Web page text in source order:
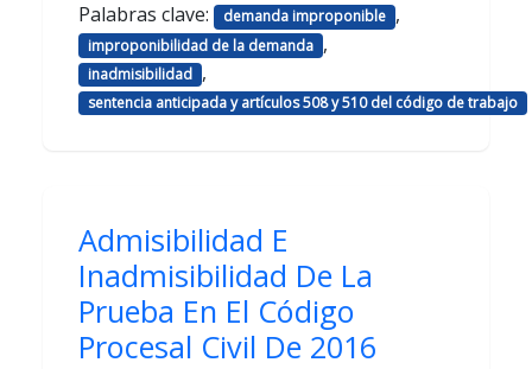
Palabras clave: demanda improponible ,
improponibilidad de la demanda ,
inadmisibilidad ,
sentencia anticipada y artículos 508 y 510 del código de trabajo
Admisibilidad E
Inadmisibilidad De La
Prueba En El Código
Procesal Civil De 2016